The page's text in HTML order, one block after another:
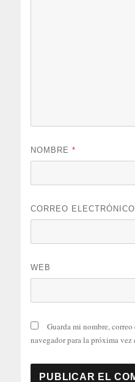
NOMBRE*
CORREO
WEB
Guarda mi nombre,
navegador para la próxima vez